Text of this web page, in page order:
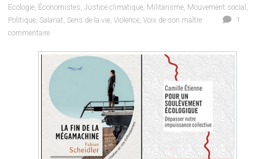
Ecologie, Économistes,Justice climatique, Militarisme, Mouvement social ,
Politique, Salariat, Sens de la vie,Violence,Voix de son maître
1
commentaire